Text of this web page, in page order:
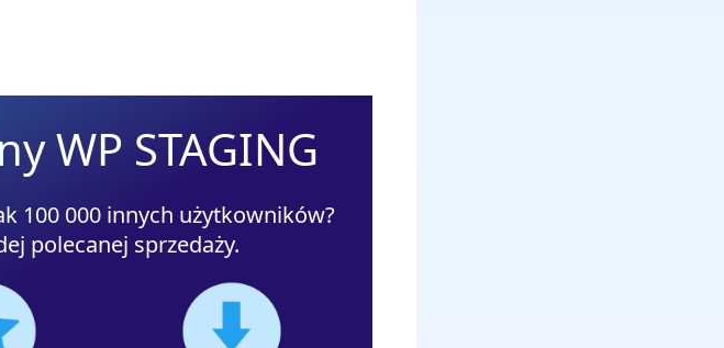
WP STAGING
100 000 innych użytkowników?
polecanej sprzedaży.